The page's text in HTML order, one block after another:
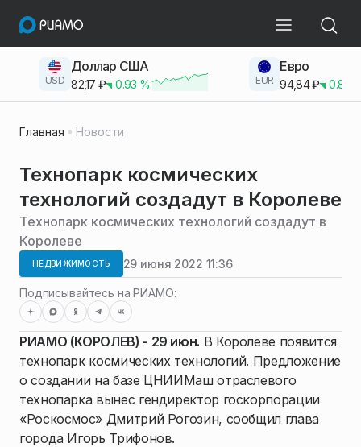
USD
Доллар США
82,17 ₽ 0.93 % EUR
Евро
94,84₽ 0.83
Главная Новости
Технопарк космических
технологий создадут в Королеве
Технопарк космических технологий создадут в
Королеве
НЕДВИЖИМОСТЬ 29 июня 2022 11:36
Подписывайтесь на РИАМО:
РИАМО (КОРОЛЕВ) - 29 июн. В Королеве появится
технопарк космических технологий. Предложение
о создании на базе ЦНИИМаш отраслевого
технопарка вынес гендиректор госкорпорации
«Роскосмос» Дмитрий Рогозин, сообщил глава
города Игорь Трифонов.